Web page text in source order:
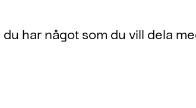
har något som du vill dela